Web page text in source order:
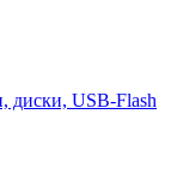
диски, USB-Flash